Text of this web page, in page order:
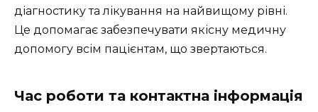
діагностику та лікування на найвищому рівні.
Це допомагає забезпечувати якісну медичну
допомогу всім пацієнтам, що звертаються.
Час роботи та контактна інформація